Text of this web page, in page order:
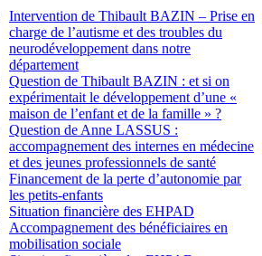
Intervention de Thibault BAZIN – Prise en
charge de l’autisme et des troubles du
neurodéveloppement dans notre
département
Question de Thibault BAZIN : et si on
expérimentait le développement d’une «
maison de l’enfant et de la famille » ?
Question de Anne LASSUS :
accompagnement des internes en médecine
et des jeunes professionnels de santé
Financement de la perte d’autonomie par
les petits-enfants
Situation financière des EHPAD
Accompagnement des bénéficiaires en
mobilisation sociale